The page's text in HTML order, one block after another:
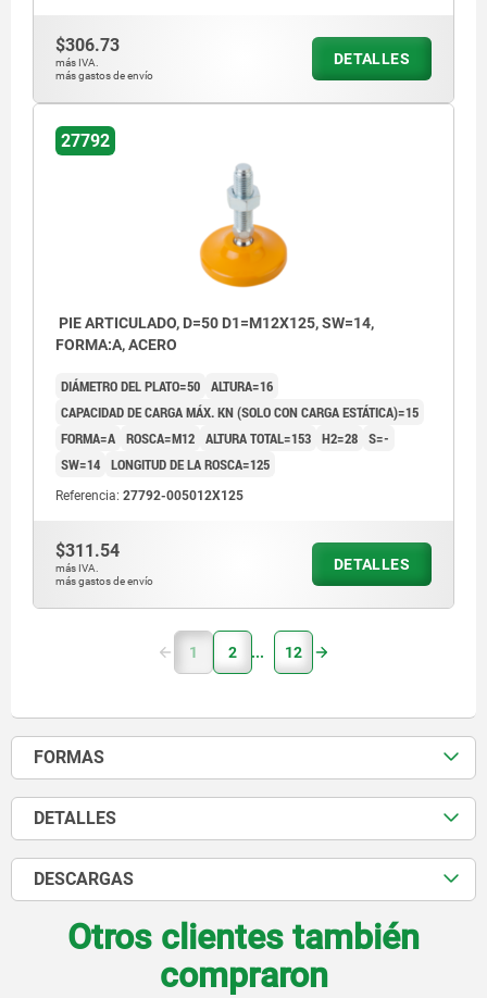
$306.73
más IVA.
más gastos de envío
DETALLES
27792
PIE ARTICULADO, D=50 D1=M12X125, SW=14,
FORMA:A, ACERO
DIÁMETRO DEL PLATO=50 ALTURA=16
CAPACIDAD DE CARGA MÁX. KN (SOLO CON CARGA ESTÁTICA)=15
FORMA=A ROSCA=M12 ALTURA TOTAL=153 H2=28 S=-
SW=14 LONGITUD DE LA ROSCA=125
Referencia: 27792-005012X125
$311.54
más IVA.
más gastos de envío
DETALLES
1 2 12
FORMAS
DETALLES
DESCARGAS
Otros clientes también
compraron